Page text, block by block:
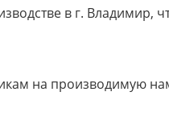
в г. Владимир,
на производимую